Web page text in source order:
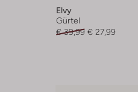
Elvy
Gürtel
€ 39,99 € 27,99